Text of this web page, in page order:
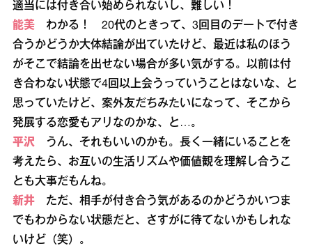
適当には付き合い始められないし、難しい！
能美 わかる！ 20代のときって、3回目のデートで付き
合うかどうか大体結論が出ていたけど、最近は私のほう
がそこで結論を出せない場合が多い気がする。以前は付
き合わない状態で4回以上会うっていうことはないな、と
思っていたけど、案外友だちみたいになって、そこから
発展する恋愛もアリなのかな、と…。
平沢 うん、それもいいのかも。長く一緒にいることを
考えたら、お互いの生活リズムや価値観を理解し合うこ
とも大事だもんね。
新井 ただ、相手が付き合う気があるのかどうかいつま
でもわからない状態だと、さすがに待てないかもしれな
いけど（笑）。